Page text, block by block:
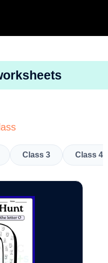
Class 3 Class 4